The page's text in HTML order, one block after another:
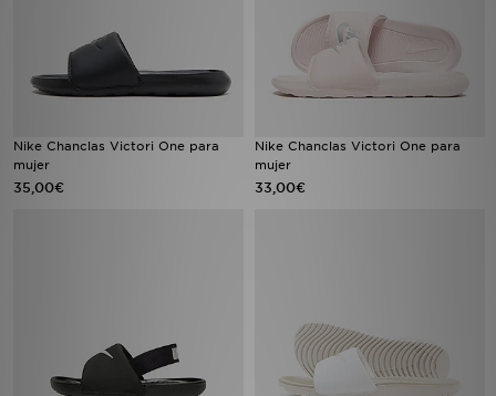
Nike Chanclas Victori One para
mujer
35,00€
Nike Chanclas Victori One para
mujer
33,00€